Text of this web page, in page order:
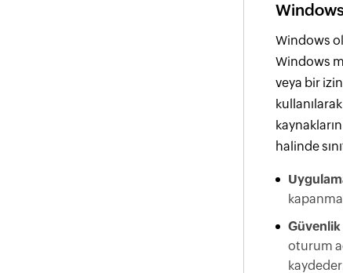
Windows
Windows
veya bir
halinde
oturum